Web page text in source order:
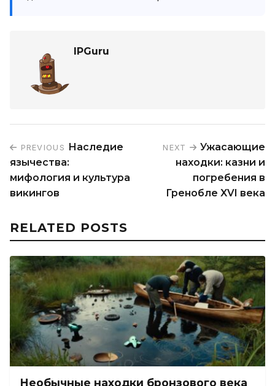
IPGuru
PREVIOUS Наследие
язычества:
мифология и культура
викингов
NEXT
Ужасающие
находки: казни и
погребения в
Гренобле XVI века
RELATED POSTS
Необычные находки бронзового века